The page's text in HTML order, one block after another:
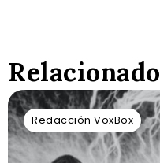
Relacionado
Redacción VoxBox